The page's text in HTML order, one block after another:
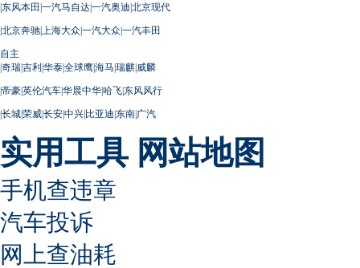
|东风本田 |一汽马自达|一汽奥迪|北京现代
|北京奔驰| 上海大众|一汽大众|一汽丰田
自主
|奇瑞|吉利|华泰|全球鹰|海马|瑞麒|威麟
|帝豪|英伦汽车|华晨中华|哈飞|东风风行
|长城|荣威|长安|中兴|比亚迪|东南|广汽
实用工具 网站地图
手机查违章
汽车投诉
网上查油耗